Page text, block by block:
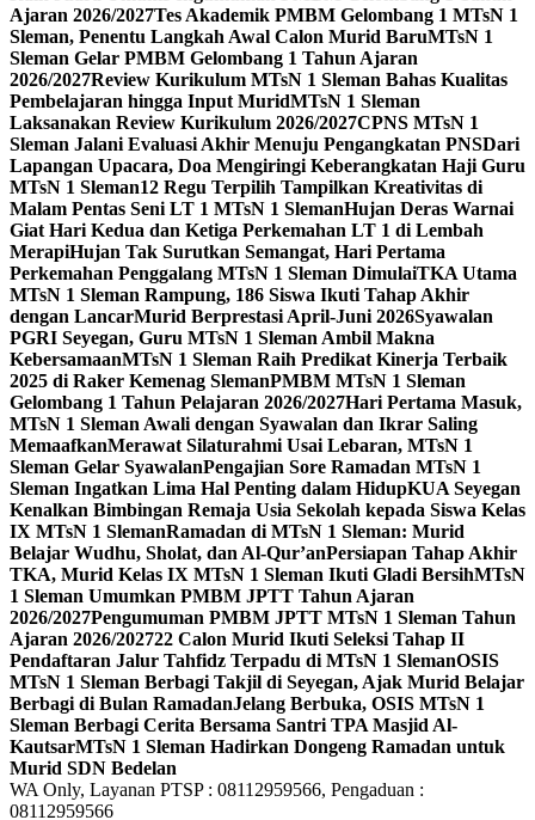
Ajaran 2026/2027Tes Akademik PMBM Gelombang 1 MTsN 1
Sleman, Penentu Langkah Awal Calon Murid BaruMTsN 1
Sleman Gelar PMBM Gelombang 1 Tahun Ajaran
2026/2027Review Kurikulum MTsN 1 Sleman Bahas Kualitas
Pembelajaran hingga Input MuridMTsN 1 Sleman
Laksanakan Review Kurikulum 2026/2027CPNS MTsN 1
Sleman Jalani Evaluasi Akhir Menuju Pengangkatan PNSDari
Lapangan Upacara, Doa Mengiringi Keberangkatan Haji Guru
MTsN 1 Sleman12 Regu Terpilih Tampilkan Kreativitas di
Malam Pentas Seni LT 1 MTsN 1 SlemanHujan Deras Warnai
Giat Hari Kedua dan Ketiga Perkemahan LT 1 di Lembah
MerapiHujan Tak Surutkan Semangat, Hari Pertama
Perkemahan Penggalang MTsN 1 Sleman DimulaiTKA Utama
MTsN 1 Sleman Rampung, 186 Siswa Ikuti Tahap Akhir
dengan LancarMurid Berprestasi April-Juni 2026Syawalan
PGRI Seyegan, Guru MTsN 1 Sleman Ambil Makna
KebersamaanMTsN 1 Sleman Raih Predikat Kinerja Terbaik
2025 di Raker Kemenag SlemanPMBM MTsN 1 Sleman
Gelombang 1 Tahun Pelajaran 2026/2027Hari Pertama Masuk,
MTsN 1 Sleman Awali dengan Syawalan dan Ikrar Saling
MemaafkanMerawat Silaturahmi Usai Lebaran, MTsN 1
Sleman Gelar SyawalanPengajian Sore Ramadan MTsN 1
Sleman Ingatkan Lima Hal Penting dalam HidupKUA Seyegan
Kenalkan Bimbingan Remaja Usia Sekolah kepada Siswa Kelas
IX MTsN 1 SlemanRamadan di MTsN 1 Sleman: Murid
Belajar Wudhu, Sholat, dan Al-Qur’anPersiapan Tahap Akhir
TKA, Murid Kelas IX MTsN 1 Sleman Ikuti Gladi BersihMTsN
1 Sleman Umumkan PMBM JPTT Tahun Ajaran
2026/2027Pengumuman PMBM JPTT MTsN 1 Sleman Tahun
Ajaran 2026/202722 Calon Murid Ikuti Seleksi Tahap II
Pendaftaran Jalur Tahfidz Terpadu di MTsN 1 SlemanOSIS
MTsN 1 Sleman Berbagi Takjil di Seyegan, Ajak Murid Belajar
Berbagi di Bulan RamadanJelang Berbuka, OSIS MTsN 1
Sleman Berbagi Cerita Bersama Santri TPA Masjid Al-
KautsarMTsN 1 Sleman Hadirkan Dongeng Ramadan untuk
Murid SDN Bedelan
WA Only, Layanan PTSP : 08112959566, Pengaduan :
08112959566